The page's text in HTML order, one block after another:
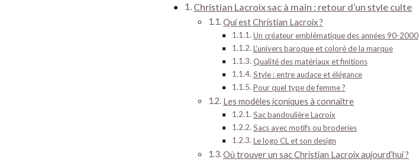
Christian Lacroix sac à main : retour d’un style culte
Qui est Christian Lacroix ?
Un créateur emblématique des années 90-2000
L’univers baroque et coloré de la marque
Qualité des matériaux et finitions
Style : entre audace et élégance
Pour quel type de femme ?
Les modèles iconiques à connaître
Sac bandoulière Lacroix
Sacs avec motifs ou broderies
Le logo CL et son design
Où trouver un sac Christian Lacroix aujourd’hui ?